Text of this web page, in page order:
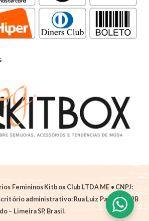
Femininos Kitbox Club LTDA ME • CNPJ:
administrativo: Rua Luiz Pantano, 62B
– Limeira SP, Brasil.